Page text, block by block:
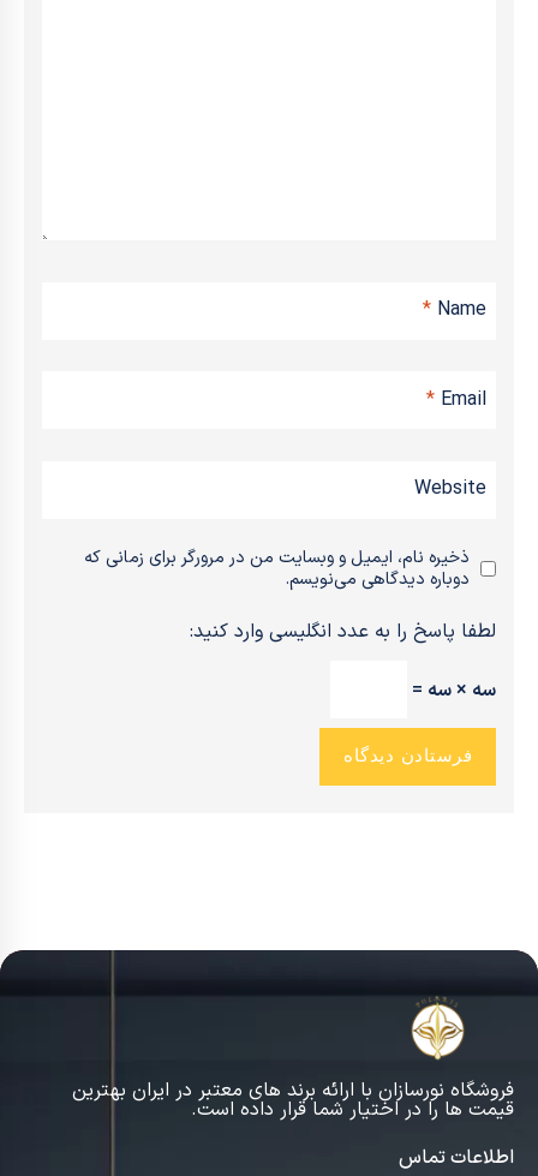
Name
*
Email
*
Website
ذخیره نام، ایمیل و وبسایت من در مرورگر برای زمانی که
دوباره دیدگاهی می‌نویسم.
لطفا پاسخ را به عدد انگلیسی وارد کنید:
سه × سه =
فروشگاه نورسازان با ارائه برند های معتبر در ایران بهترین
قیمت ها را در اختیار شما قرار داده است.
اطلاعات تماس